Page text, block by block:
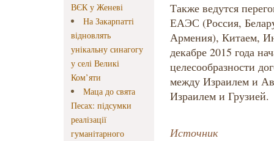
ВЄК у Женеві
На Закарпатті
відновлять
унікальну синагогу
у селі Великі
Ком’яти
Маца до свята
Песах: підсумки
реалізації
гуманітарного
Также ведутся
ЕАЭС (Россия,
Армения), Китаем,
декабре 2015 года
целесообразности
между Израилем и
Израилем и Грузией.
Источник